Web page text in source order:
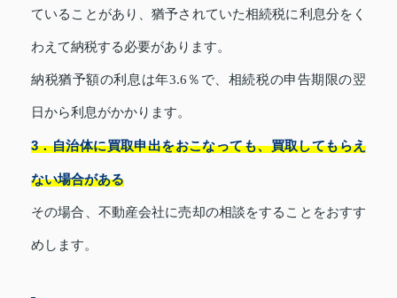
ていることがあり、猶予されていた相続税に利息分をく
わえて納税する必要があります。
納税猶予額の利息は年3.6％で、相続税の申告期限の翌
日から利息がかかります。
3．自治体に買取申出をおこなっても、買取してもらえ
ない場合がある
その場合、不動産会社に売却の相談をすることをおすす
めします。